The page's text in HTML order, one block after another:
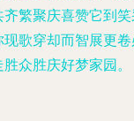
繁聚庆喜赞它到
歌穿却而智展更
众胜庆好梦家园。